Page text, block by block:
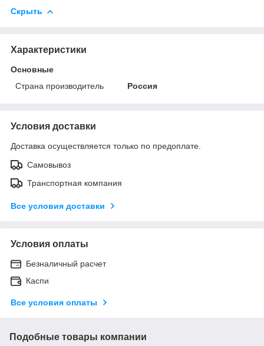
Скрыть
Характеристики
Основные
Страна производитель
Россия
Условия доставки
Доставка осуществляется только по предоплате.
Самовывоз
Транспортная компания
Все условия доставки
Условия оплаты
Безналичный расчет
Каспи
Все условия оплаты
Подобные товары компании